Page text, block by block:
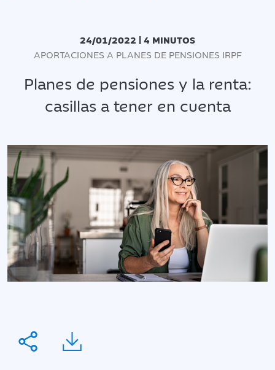
24/01/2022 | 4 MINUTOS
APORTACIONES A PLANES DE PENSIONES IRPF
Planes de pensiones y la renta:
casillas a tener en cuenta